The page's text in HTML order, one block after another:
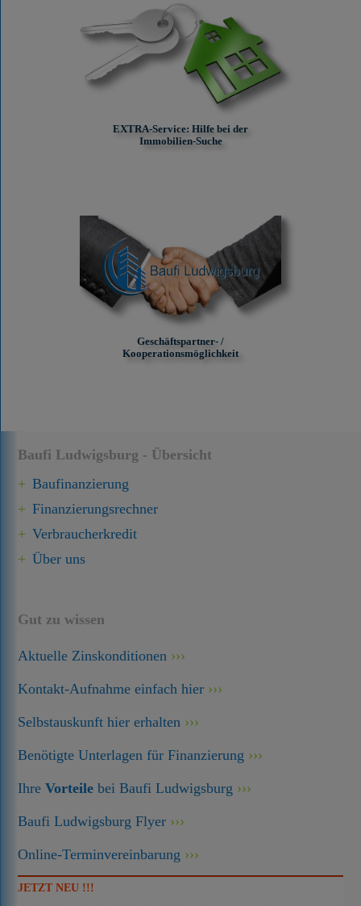
Baufi Ludwigsburg - Übersicht
Baufinanzierung
Finanzierungsrechner
Verbraucherkredit
Über uns
Gut zu wissen
Aktuelle Zinskonditionen
Kontakt-Aufnahme einfach hier
Selbstauskunft hier erhalten
Benötigte Unterlagen für Finanzierung
IhreVorteile bei Baufi Ludwigsburg
Baufi Ludwigsburg Flyer
Online-Terminvereinbarung
JETZT NEU !!!
EXTRA-Service: Hilfe bei der
Immobilien-Suche
Geschäftspartner- /
Kooperationsmöglichkeit